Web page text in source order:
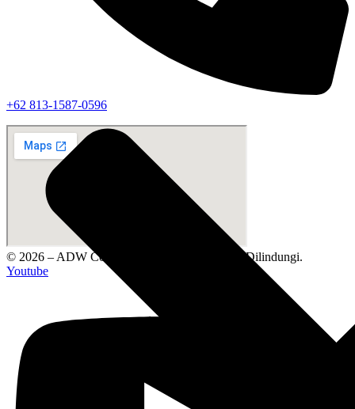
‪+62 813‑1587‑0596‬
© 2026 – ADW Consulting | Semua Hak Cipta Dilindungi.
Youtube